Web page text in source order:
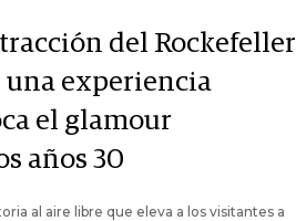
del Rockefeller
una experiencia
el glamour
años 30
al aire libre que eleva a los visitantes a